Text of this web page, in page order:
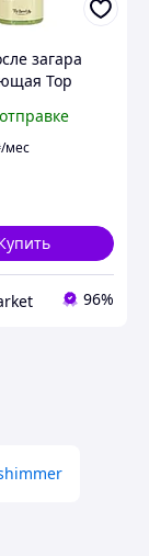
загара
Top
/мес
96%